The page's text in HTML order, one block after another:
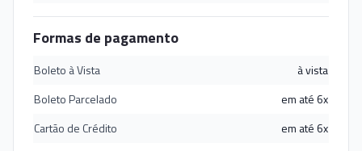
Formas de pagamento
Boleto à Vista
à vista
Boleto Parcelado
em até 6x
Cartão de Crédito
em até 6x